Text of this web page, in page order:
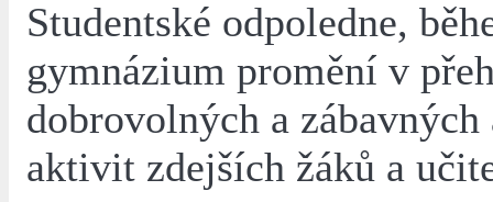
Studentské odpoledne,
gymnázium promění v
dobrovolných a zábavných
aktivit zdejších žáků a